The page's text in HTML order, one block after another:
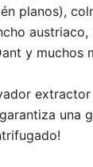
planos),
austriaco,
y muchos
una